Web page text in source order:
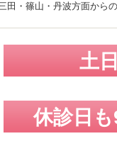
田・篠山・丹波方面から
土
休診日